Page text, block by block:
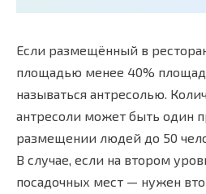
Если размещённый в
площадью менее 40%
называться антресолью.
антресоли может быть один
размещении людей до 50
В случае, если на втором
посадочных мест — нужен